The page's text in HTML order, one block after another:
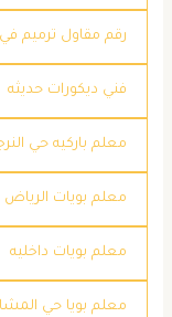
رقم مقاول ترميم
فني ديكورات حديثه
معلم باركيه حي
معلم بويات الرياض
معلم بويات داخليه
معلم بويا حي